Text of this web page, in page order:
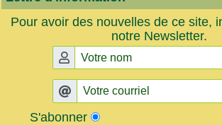
Pour avoir des nouvelles de ce site,
notre Newsletter.
S'abonner